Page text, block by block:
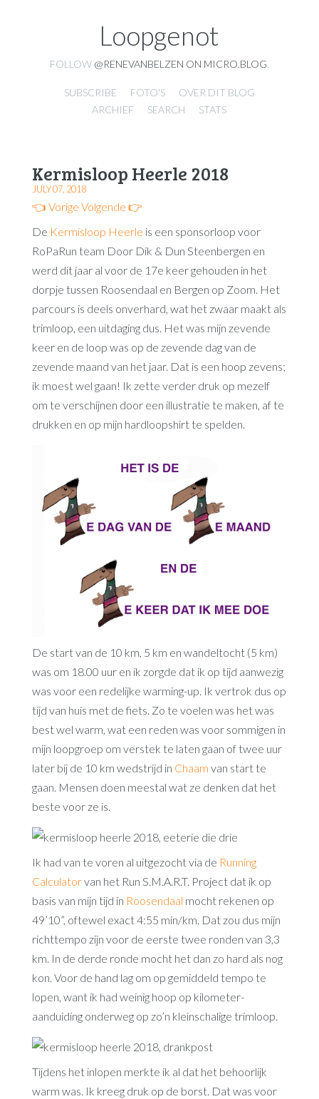
Loopgenot
FOLLOW @RENEVANBELZEN ON MICRO.BLOG
SUBSCRIBE FOTO'S
OVER DIT BLOG
ARCHIEF
SEARCH STATS
Kermisloop Heerle 2018
JULY 07, 2018
👈 Vorige Volgende 👉
De Kermisloop Heerle is een sponsorloop voor
RoPaRun team Door Dik & Dun Steenbergen en
werd dit jaar al voor de 17e keer gehouden in het
dorpje tussen Roosendaal en Bergen op Zoom. Het
parcours is deels onverhard, wat het zwaar maakt als
trimloop, een uitdaging dus. Het was mijn zevende
keer en de loop was op de zevende dag van de
zevende maand van het jaar. Dat is een hoop zevens;
ik moest wel gaan! Ik zette verder druk op mezelf
om te verschijnen door een illustratie te maken, af te
drukken en op mijn hardloopshirt te spelden.
De start van de 10 km, 5 km en wandeltocht (5 km)
was om 18.00 uur en ik zorgde dat ik op tijd aanwezig
was voor een redelijke warming-up. Ik vertrok dus op
tijd van huis met de fiets. Zo te voelen was het was
best wel warm, wat een reden was voor sommigen in
mijn loopgroep om verstek te laten gaan of twee uur
later bij de 10 km wedstrijd in Chaam van start te
gaan. Mensen doen meestal wat ze denken dat het
beste voor ze is.
Ik had van te voren al uitgezocht via de Running
Calculatorvan het Run S.M.A.R.T. Project dat ik op
basis van mijn tijd in Roosendaal mocht rekenen op
49’10”, oftewel exact 4:55 min/km. Dat zou dus mijn
richttempo zijn voor de eerste twee ronden van 3,3
km. In de derde ronde mocht het dan zo hard als nog
kon. Voor de hand lag om op gemiddeld tempo te
lopen, want ik had weinig hoop op kilometer-
aanduiding onderweg op zo’n kleinschalige trimloop.
Tijdens het inlopen merkte ik al dat het behoorlijk
warm was. Ik kreeg druk op de borst. Dat was voor